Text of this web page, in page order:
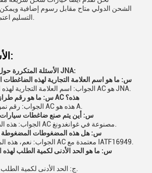
الأسئلة الشائعة:
الأسئلة المتكررة حول ضاغطات سيارات JNA:
س: ما هو اسم العلامة التجارية لهذه الضاغطات
الجواب: اسم العلامة التجارية لهذه الضاغطات سيارات AC هو JNA.
س: ما هو رقم طراز ضاغطات سيارات AC هذه؟
الجواب: رقم نموذج ضاغط سيارات AC هذه هو A.
س: أين يتم صنع ضاغطات سيارات
س: هل هذه المضغوطات المضغوطة
الجواب: نعم، هذه المضغوطات سيارات AC معتمدة مع IATF16949.
س: ما هو الحد الأدنى لكمية الطلب لهذه